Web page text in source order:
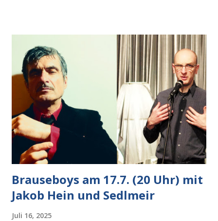
Krähe und ihn an, er die Krähe und mich, wir lächelten
gleichzeitig amüsiert. “Vorsicht!”, sagte ich zu ihm, “im
Wedding muss man immer aufpassen!” “Mach ich!”,
bestätigte der freundliche Nachbar, "Hab alles im Blick!”
Wir fixierten die ertappte Krähe, die sich zurückzog.
Heute ging sie leer aus, Abspann, Ende. Die Brauseboys am
Donnerstag, 4.6. (20 Uhr) Mit Mareike Barmeyer , Jobinski
und Bjarne Haus der Sinne (Ystader St...
Brauseboys am 17.7. (20 Uhr) mit
Jakob Hein und Sedlmeir
Juli 16, 2025